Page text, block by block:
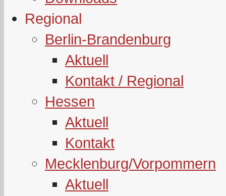
Regional
Berlin-Brandenburg
Aktuell
Kontakt / Regional
Hessen
Aktuell
Kontakt
Mecklenburg/Vorpommern
Aktuell